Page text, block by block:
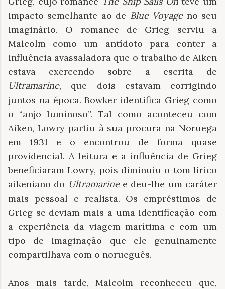
impacto semelhante ao de Blue Voyageno seu
imaginário. O romance de Grieg serviu a
Malcolm como um antídoto para conter a
influência avassaladora que o trabalho de Aiken
estava exercendo sobre a escrita de
Ultramarine, que dois estavam corrigindo
juntos na época. Bowker identifica Grieg como
o “anjo luminoso”. Tal como aconteceu com
Aiken, Lowry partiu à sua procura na Noruega
em 1931 e o encontrou de forma quase
providencial. A leitura e a influência de Grieg
beneficiaram Lowry, pois diminuiu o tom lírico
aikeniano do Ultramarinee deu-lhe um caráter
mais pessoal e realista. Os empréstimos de
Grieg se deviam mais a uma identificação com
a experiência da viagem marítima e com um
tipo de imaginação que ele genuinamente
compartilhava com o norueguês.
Anos mais tarde, Malcolm reconheceu que,